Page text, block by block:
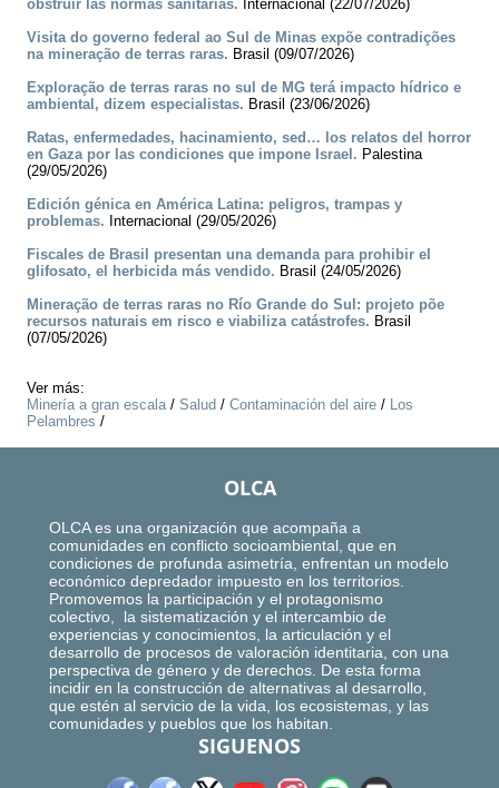
obstruir las normas sanitarias. Internacional (22/07/2026)
Visita do governo federal ao Sul de Minas expõe contradições
na mineração de terras raras. Brasil (09/07/2026)
Exploração de terras raras no sul de MG terá impacto hídrico e
ambiental, dizem especialistas. Brasil (23/06/2026)
Ratas, enfermedades, hacinamiento, sed… los relatos del horror
en Gaza por las condiciones que impone Israel. Palestina
(29/05/2026)
Edición génica en América Latina: peligros, trampas y
problemas. Internacional (29/05/2026)
Fiscales de Brasil presentan una demanda para prohibir el
glifosato, el herbicida más vendido. Brasil (24/05/2026)
Mineração de terras raras no Río Grande do Sul: projeto põe
recursos naturais em risco e viabiliza catástrofes. Brasil
(07/05/2026)
Ver más:
Minería a gran escala/ Salud / Contaminación del aire / Los
Pelambres /
OLCA
OLCA es una organización que acompaña a
comunidades en conflicto socioambiental, que en
condiciones de profunda asimetría, enfrentan un modelo
económico depredador impuesto en los territorios.
Promovemos la participación y el protagonismo
colectivo, la sistematización y el intercambio de
experiencias y conocimientos, la articulación y el
desarrollo de procesos de valoración identitaria, con una
perspectiva de género y de derechos. De esta forma
incidir en la construcción de alternativas al desarrollo,
que estén al servicio de la vida, los ecosistemas, y las
comunidades y pueblos que los habitan.
SIGUENOS